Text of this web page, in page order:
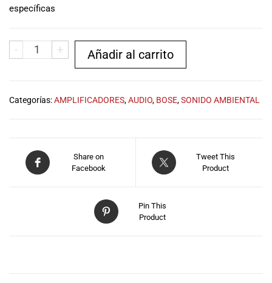
línea a través
de nuestra
página web y
pedido en la
mundo de la
música con
Import Music
específicas
- + Añadir al carrito
Categorías:AMPLIFICADORES,AUDIO, BOSE,SONIDO AMBIENTAL
Share on
Facebook
Tweet This
Product
Pin This
Product